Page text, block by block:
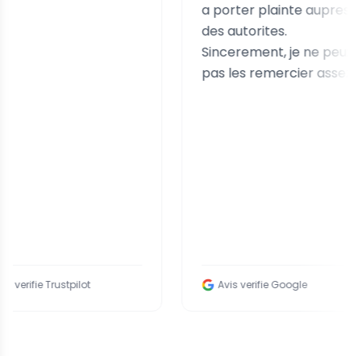
a porter plainte aupres
des autorites.
Sincerement, je ne peux
pas les remercier assez.
Avis verifie Google